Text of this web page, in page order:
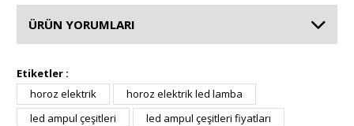
ÜRÜN YORUMLARI
Etiketler :
horoz elektrik
horoz elektrik led lamba
led ampul çeşitleri
led ampul çeşitleri fiyatları